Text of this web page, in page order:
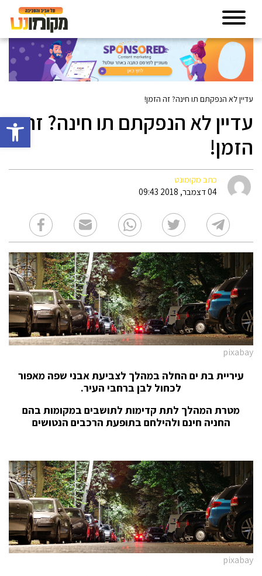
פתח
עדיין לא הנפקתם תו חינה? זה הזמן!
עדיין לא הנפקתם תו חינה? זה
הזמן!
כתב מקומונט
04 דצמבר, 2018 09:43
pixabay
עיריית בת ים החלה במהלך לצביעת אבני שפה מאפור
לכחול לבן ברחבי העיר.
מטרת המהלך לתת קדימות לתושבים במקומות בהם
החניה חינם ולהילחם בתופעת הרכבים הנטושים
pixabay